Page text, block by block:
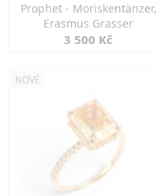
Prophet - Moriskentänzer,
Erasmus Grasser
3 500 Kč
NOVÉ